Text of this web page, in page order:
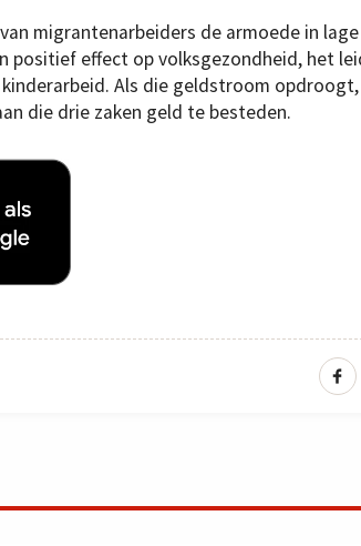
migrantenarbeiders de armoede in lage
positief effect op volksgezondheid, het
Als die geldstroom
die drie zaken geld te besteden.